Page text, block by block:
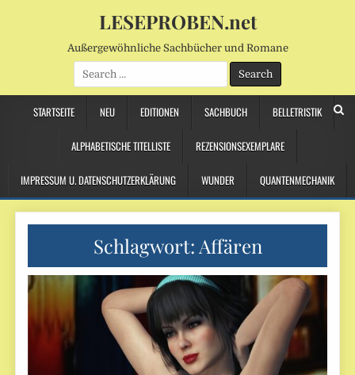
LESEPROBEN.net
Außergewöhnliche Sachbücher und Romane
Search
for:
STARTSEITE NEU EDITIONEN SACHBUCH BELLETRISTIK
ALPHABETISCHE TITELLISTE REZENSIONSEXEMPLARE
IMPRESSUM U. DATENSCHUTZERKLÄRUNG WUNDER QUANTENMECHANIK
Schlagwort: Affären